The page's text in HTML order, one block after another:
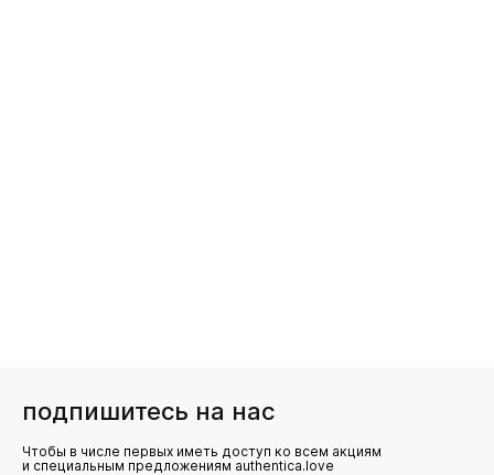
подпишитесь на нас
Чтобы в числе первых иметь доступ ко всем акциям
и специальным предложениям authentica.love